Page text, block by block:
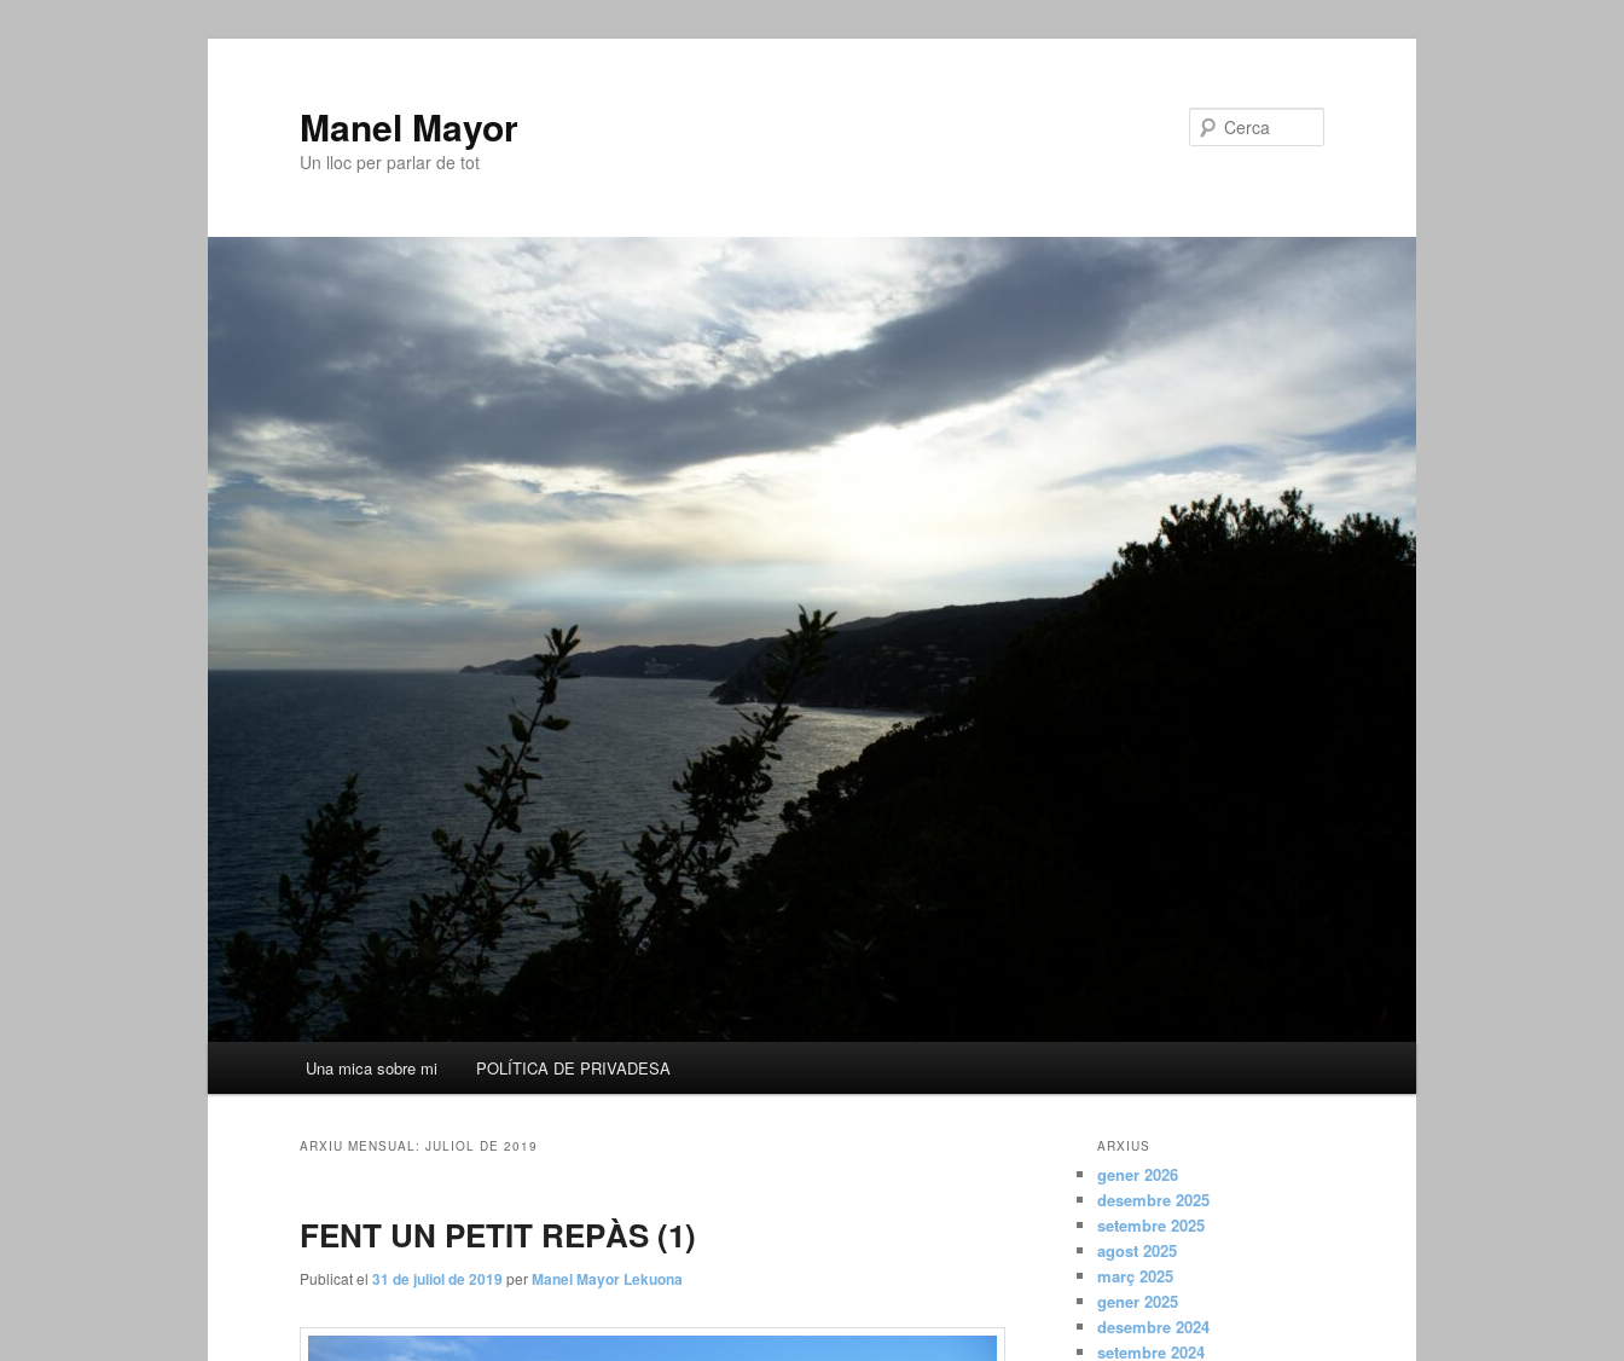
Manel Mayor
Un lloc per parlar de tot
Una mica sobre mi POLÍTICA DE PRIVADESA
ARXIU MENSUAL: JULIOL DE 2019
FENT UN PETIT REPÀS (1)
Publicat el 31 de juliol de 2019 perManel Mayor Lekuona
ARXIUS
gener 2026
desembre 2025
setembre 2025
agost 2025
març 2025
gener 2025
desembre 2024
setembre 2024